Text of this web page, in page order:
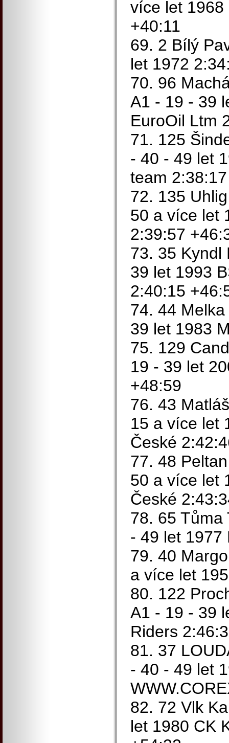
více let
+40:11
69. 2 Bílý
let 1972
70. 96
A1 - 19 - 39
EuroOil Ltm
71. 125
- 40 - 49 let
team
72. 135
50 a více let
2:39:57
73. 35 Kyndl
39 let 1993
2:40:15
74. 44
39 let 1983
75. 129
19 - 39 let
+48:59
76. 43
15 a více let
České
77. 48
50 a více let
České
78. 65 Tůma
- 49 let 1977
79. 40
a více let
80. 122
A1 - 19 - 39
Riders
81. 37
- 40 - 49 let
82. 72 Vlk
let 1980 CK